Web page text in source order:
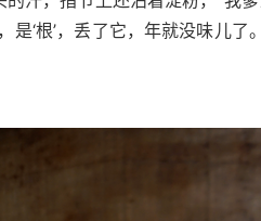
‘根’，丢了它，年就没味儿了